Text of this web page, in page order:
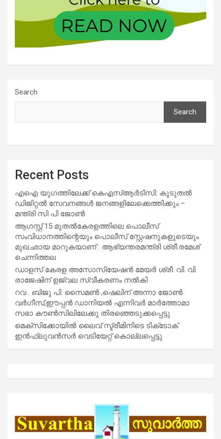
Search
Search
Recent Posts
എഐ യുഗത്തിലേക്ക് കെഎസ്ആർടിസി: കൂടുതൽ
ഡിജിറ്റൽ സേവനങ്ങൾ ജനങ്ങളിലേക്കെത്തിക്കും –
മന്ത്രി സി പി ജോൺ
ആഗസ്റ്റ് 15 മുതല്‍കേരളത്തിലെ പൊലീസ്
സംവിധാനത്തിന്റെയും പൊലീസ് സ്റ്റേഷനുകളുടെയും
മുഖഛായ മാറുകയാണ് : ആഭ്യന്തരമന്ത്രി ശ്രീ.രമേശ്
ചെന്നിത്തല
ഡാളസ് കേരള അസോസിയേഷൻ മേയർ ശ്രീ. വി. വി.
രാജേഷിന് ഉജ്വല സ്വീകരണം നൽകി
റവ . ബിജു പി. സൈമൺ ,ഷെലിന് അന്നാ ജോൺ
വർഗീസ്,ഈപ്പൻ ഡാനിയൽ എന്നിവർ മാർത്തോമാ
സഭാ കൗൺസിലിലേക്കു തിരഞ്ഞെടുക്കപ്പെട്ടു
മെക്സിക്കോയിൽ ലൈവ് സ്ട്രീമിനിടെ ടിക്‌ടോക്
ഇൻഫ്ലുവൻസർ വെടിയേറ്റ് കൊല്ലപ്പെട്ടു